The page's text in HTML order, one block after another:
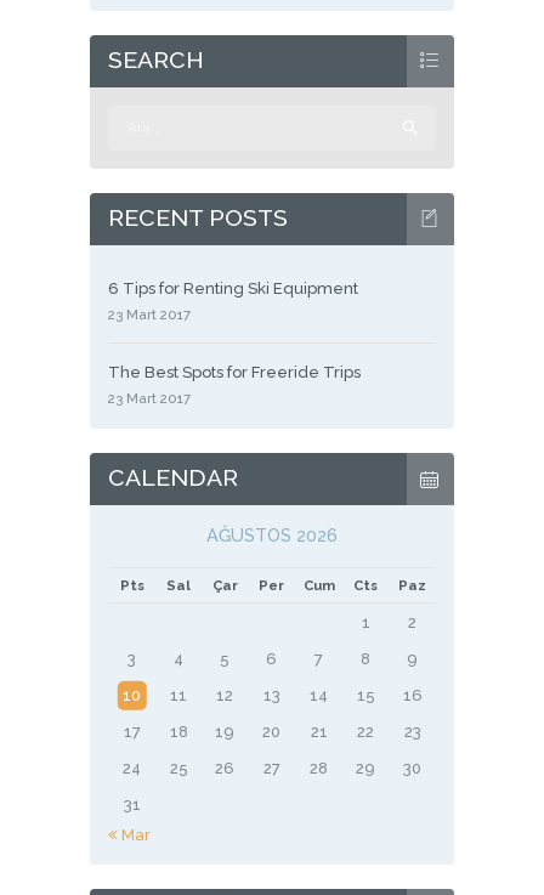
SEARCH
RECENT POSTS
6 Tips for Renting Ski Equipment
23 Mart 2017
The Best Spots for Freeride Trips
23 Mart 2017
CALENDAR
AĞUSTOS 2026
Pts Sal Çar Per Cum Cts Paz
1
2
3
4 5 6 7 8
9
10
11 12 13 14 15
16
17
18 19 20 21 22
23
24
25 26 27 28 29
30
31
« Mar